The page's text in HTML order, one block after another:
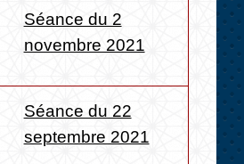
Séance du 2
novembre 2021
Séance du 22
septembre 2021